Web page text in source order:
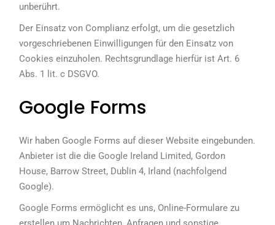
unberührt.
Der Einsatz von Complianz erfolgt, um die gesetzlich
vorgeschriebenen Einwilligungen für den Einsatz von
Cookies einzuholen. Rechtsgrundlage hierfür ist Art. 6
Abs. 1 lit. c DSGVO.
Google Forms
Wir haben Google Forms auf dieser Website eingebunden.
Anbieter ist die die Google Ireland Limited, Gordon
House, Barrow Street, Dublin 4, Irland (nachfolgend
Google).
Google Forms ermöglicht es uns, Online-Formulare zu